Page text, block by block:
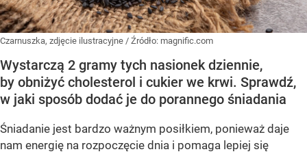
Czarnuszka, zdjęcie ilustracyjne / Źródło: magnific.com
Wystarczą 2 gramy tych nasionek dziennie,
by obniżyć cholesterol i cukier we krwi. Sprawdź,
w jaki sposób dodać je do porannego śniadania
Śniadanie jest bardzo ważnym posiłkiem, ponieważ daje
nam energię na rozpoczęcie dnia i pomaga lepiej się